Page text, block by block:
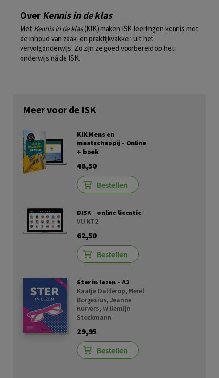
Over Kennis in de klas
Met Kennis in de klas(KIK) maken ISK-leerlingen kennis met
de inhoud van zaak- en praktijkvakken uit het
vervolgonderwijs. Zo zijn ze goed voorbereid op het
onderwijs ná de ISK.
Meer voor de ISK
KIK Mens en
maatschappij - Online
+ boek
48,50
Bestellen
DISK - online licentie
VU NT2
62,50
Bestellen
Ster in lezen - A2
Kaatje Dalderop, Merel
Borgesius, Jeanne
Kurvers, Willemijn
Stockmann
29,95
Bestellen